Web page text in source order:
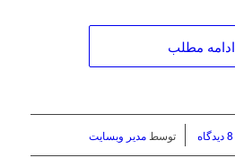
ادامه مطلب
8 دیدگاه توسط مدیر وبسایت